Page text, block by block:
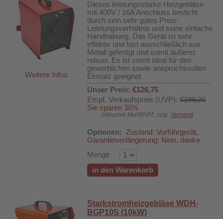
Weitere Infos
Dieses leistungsstarke Heizgebläse
mit 400V / 16A Anschluss besticht
durch sein sehr gutes Preis-
Leistungsverhältnis und seine einfache
Handhabung. Das Gerät ist sehr
effektiv und fast ausschließlich aus
Metall gefertigt und somit äußerst
robust. Es ist somit ideal für den
gewerblichen sowie anspruchsvollen
Einsatz geeignet.
Unser Preis: €126,75
Empf. Verkaufspreis (UVP): €199,00
Sie sparen 36%
inklusive MwSt/VAT, zzgl. Versand
Optionen:
Zustand: Vorführgerät,
Garantieverlängerung: Nein, danke
Menge
in den Warenkorb
Starkstromheizgebläse WDH-
BGP10S (10kW)